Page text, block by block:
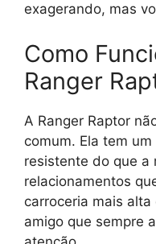
exagerando, mas
Como
Ranger
A Ranger Raptor
comum. Ela tem
resistente do que a
relacionamentos
carroceria mais
amigo que sempre